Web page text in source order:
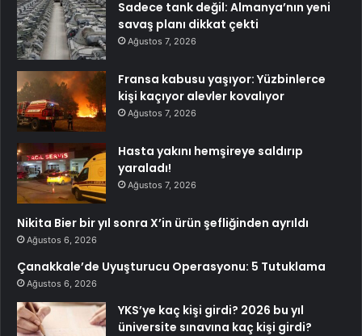
Sadece tank değil: Almanya’nın yeni
savaş planı dikkat çekti
Ağustos 7, 2026
Fransa kabusu yaşıyor: Yüzbinlerce
kişi kaçıyor alevler kovalıyor
Ağustos 7, 2026
Hasta yakını hemşireye saldırıp
yaraladı!
Ağustos 7, 2026
Nikita Bier bir yıl sonra X’in ürün şefliğinden ayrıldı
Ağustos 6, 2026
Çanakkale’de Uyuşturucu Operasyonu: 5 Tutuklama
Ağustos 6, 2026
YKS’ye kaç kişi girdi? 2026 bu yıl
üniversite sınavına kaç kişi girdi?